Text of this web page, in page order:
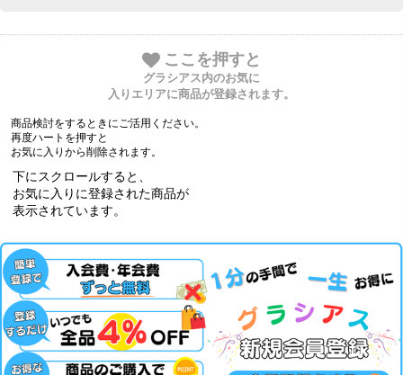
ここを押すと
グラシアス内のお気に
入りエリアに商品が登録されます。
商品検討をするときにご活用ください。
再度ハートを押すと
お気に入りから削除されます。
下にスクロールすると、
お気に入りに登録された商品が
表示されています。